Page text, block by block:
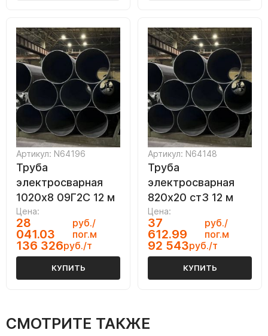
Артикул: N64196
Труба
электросварная
1020х8 09Г2С 12 м
Цена:
28
041.03
руб./
пог.м
136 326руб./т
КУПИТЬ
Артикул: N64148
Труба
электросварная
820х20 ст3 12 м
Цена:
37
612.99
руб./
пог.м
92 543руб./т
КУПИТЬ
СМОТРИТЕ ТАКЖЕ